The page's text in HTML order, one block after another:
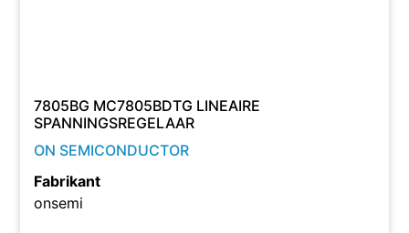
7805BG MC7805BDTG LINEAIRE
SPANNINGSREGELAAR
ON SEMICONDUCTOR
Fabrikant
onsemi